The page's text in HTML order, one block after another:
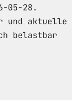
05-28.
und aktuelle
belastbar